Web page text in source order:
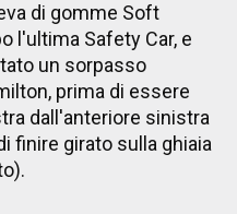
di gomme Soft
l'ultima Safety Car, e
un sorpasso
prima di essere
dall'anteriore sinistra
finire girato sulla ghiaia